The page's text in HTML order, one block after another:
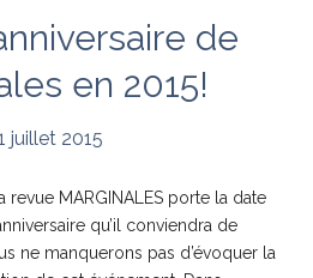
de
en 2015!
juillet 2015
revue MARGINALES porte la date
qu’il conviendra de
ne manquerons pas d’évoquer la